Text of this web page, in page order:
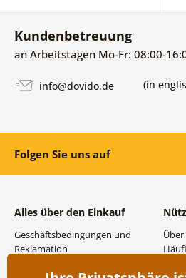
Kundenbetreuung
an Arbeitstagen Mo-Fr: 08:00-
info@dovido.de (in
Folgen Sie uns auf
Alles über den Einkauf
Geschäftsbedingungen und
Reklamation